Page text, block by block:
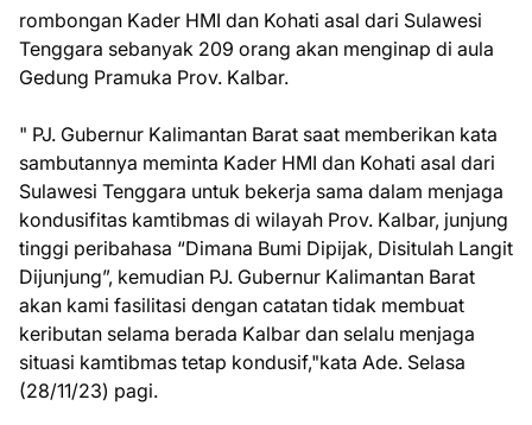
rombongan Kader HMI dan Kohati asal dari Sulawesi
Tenggara sebanyak 209 orang akan menginap di aula
Gedung Pramuka Prov. Kalbar.
" PJ. Gubernur Kalimantan Barat saat memberikan kata
sambutannya meminta Kader HMI dan Kohati asal dari
Sulawesi Tenggara untuk bekerja sama dalam menjaga
kondusifitas kamtibmas di wilayah Prov. Kalbar, junjung
tinggi peribahasa “Dimana Bumi Dipijak, Disitulah Langit
Dijunjung”, kemudian PJ. Gubernur Kalimantan Barat
akan kami fasilitasi dengan catatan tidak membuat
keributan selama berada Kalbar dan selalu menjaga
situasi kamtibmas tetap kondusif,"kata Ade. Selasa
(28/11/23) pagi.